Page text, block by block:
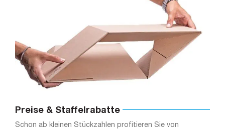
Preise & Staffelrabatte
Schon ab kleinen Stückzahlen profitieren Sie von